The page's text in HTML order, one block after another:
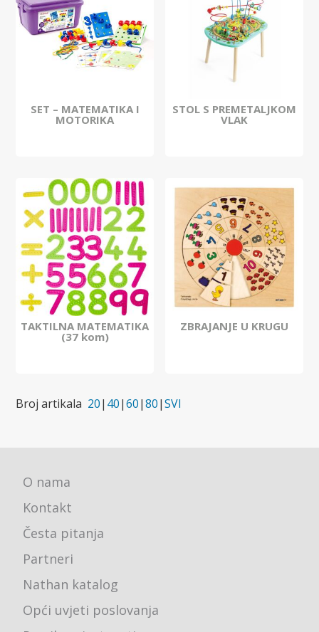
SET – MATEMATIKA I
MOTORIKA
STOL S PREMETALJKOM
VLAK
TAKTILNA MATEMATIKA
(37 kom)
ZBRAJANJE U KRUGU
Broj artikala 20| 40|60|80|SVI
O nama
Kontakt
Česta pitanja
Partneri
Nathan katalog
Opći uvjeti poslovanja